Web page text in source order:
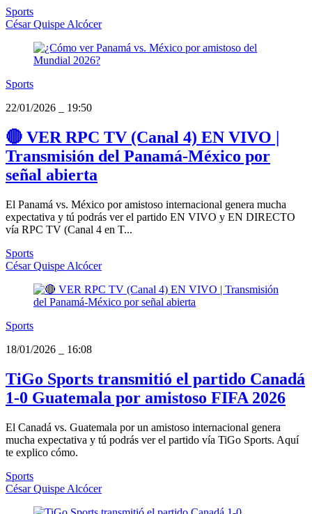
Sports
César Quispe Alcócer
Sports
22/01/2026
19:50
🔴 VER RPC TV (Canal 4) EN VIVO |
Transmisión del Panamá-México por
señal abierta
El Panamá vs. México por amistoso internacional genera mucha
expectativa y tú podrás ver el partido EN VIVO y EN DIRECTO
vía RPC TV (Canal 4 en T...
Sports
César Quispe Alcócer
Sports
18/01/2026
16:08
TiGo Sports transmitió el partido Canadá
1-0 Guatemala por amistoso FIFA 2026
El Canadá vs. Guatemala por un amistoso internacional genera
mucha expectativa y tú podrás ver el partido vía TiGo Sports. Aquí
te explico cómo.
Sports
César Quispe Alcócer